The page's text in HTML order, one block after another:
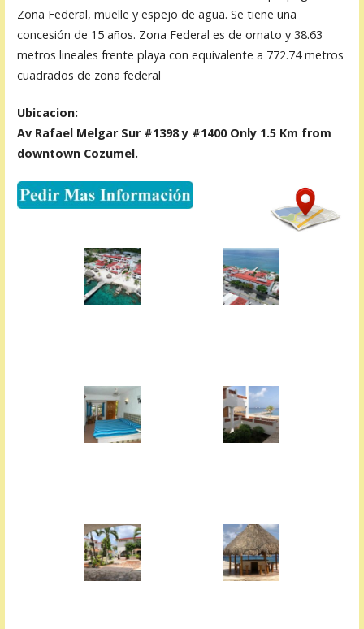
Zona Federal, muelle y espejo de agua. Se tiene una
concesión de 15 años. Zona Federal es de ornato y 38.63
metros lineales frente playa con equivalente a 772.74 metros
cuadrados de zona federal
Ubicacion:
Av Rafael Melgar Sur #1398 y #1400 Only 1.5 Km from
downtown Cozumel.